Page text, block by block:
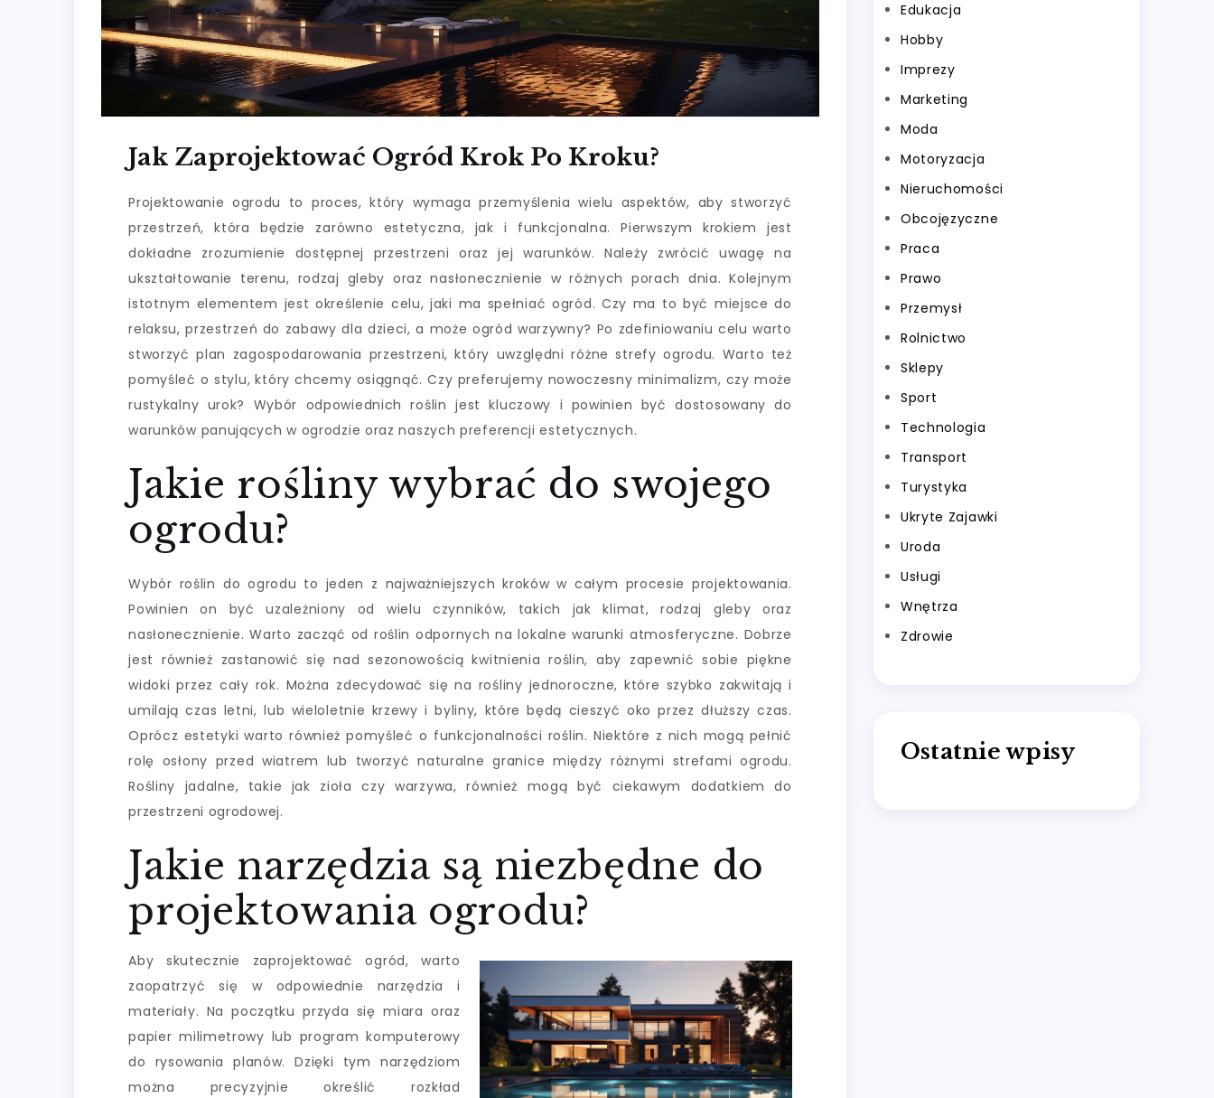
Jak Zaprojektować Ogród Krok Po Kroku?
Projektowanie ogrodu to proces, który wymaga przemyślenia wielu aspektów, aby stworzyć
przestrzeń, która będzie zarówno estetyczna, jak i funkcjonalna. Pierwszym krokiem jest
dokładne zrozumienie dostępnej przestrzeni oraz jej warunków. Należy zwrócić uwagę na
ukształtowanie terenu, rodzaj gleby oraz nasłonecznienie w różnych porach dnia. Kolejnym
istotnym elementem jest określenie celu, jaki ma spełniać ogród. Czy ma to być miejsce do
relaksu, przestrzeń do zabawy dla dzieci, a może ogród warzywny? Po zdefiniowaniu celu warto
stworzyć plan zagospodarowania przestrzeni, który uwzględni różne strefy ogrodu. Warto też
pomyśleć o stylu, który chcemy osiągnąć. Czy preferujemy nowoczesny minimalizm, czy może
rustykalny urok? Wybór odpowiednich roślin jest kluczowy i powinien być dostosowany do
warunków panujących w ogrodzie oraz naszych preferencji estetycznych.
Jakie rośliny wybrać do swojego
ogrodu?
Wybór roślin do ogrodu to jeden z najważniejszych kroków w całym procesie projektowania.
Powinien on być uzależniony od wielu czynników, takich jak klimat, rodzaj gleby oraz
nasłonecznienie. Warto zacząć od roślin odpornych na lokalne warunki atmosferyczne. Dobrze
jest również zastanowić się nad sezonowością kwitnienia roślin, aby zapewnić sobie piękne
widoki przez cały rok. Można zdecydować się na rośliny jednoroczne, które szybko zakwitają i
umilają czas letni, lub wieloletnie krzewy i byliny, które będą cieszyć oko przez dłuższy czas.
Oprócz estetyki warto również pomyśleć o funkcjonalności roślin. Niektóre z nich mogą pełnić
rolę osłony przed wiatrem lub tworzyć naturalne granice między różnymi strefami ogrodu.
Rośliny jadalne, takie jak zioła czy warzywa, również mogą być ciekawym dodatkiem do
przestrzeni ogrodowej.
Jakie narzędzia są niezbędne do
projektowania ogrodu?
Aby skutecznie zaprojektować ogród, warto
zaopatrzyć się w odpowiednie narzędzia i
materiały. Na początku przyda się miara oraz
papier milimetrowy lub program komputerowy
do rysowania planów. Dzięki tym narzędziom
można precyzyjnie określić rozkład
Edukacja
Hobby
Imprezy
Marketing
Moda
Motoryzacja
Nieruchomości
Obcojęzyczne
Praca
Prawo
Przemysł
Rolnictwo
Sklepy
Sport
Technologia
Transport
Turystyka
Ukryte Zajawki
Uroda
Usługi
Wnętrza
Zdrowie
Ostatnie wpisy